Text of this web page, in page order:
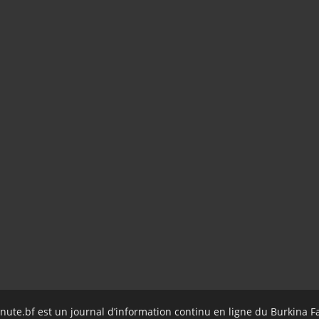
est un journal d’information continu en ligne du Burkina